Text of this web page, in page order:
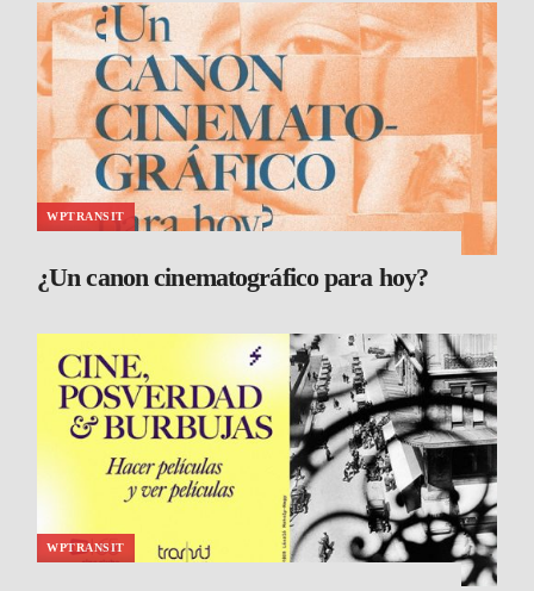
WPTRANSIT
¿Un canon cinematográfico para hoy?
WPTRANSIT